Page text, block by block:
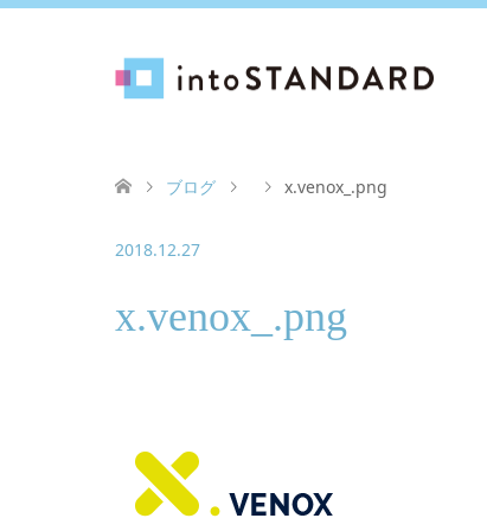
ブログ x.venox_.png
2018.12.27
x.venox_.png